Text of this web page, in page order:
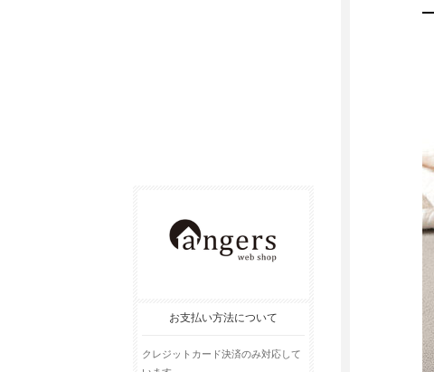
お支払い方法について
クレジットカード決済のみ対応して